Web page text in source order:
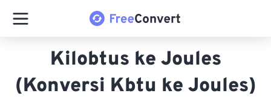
Kilobtus ke Joules
(Konversi Kbtu ke Joules)